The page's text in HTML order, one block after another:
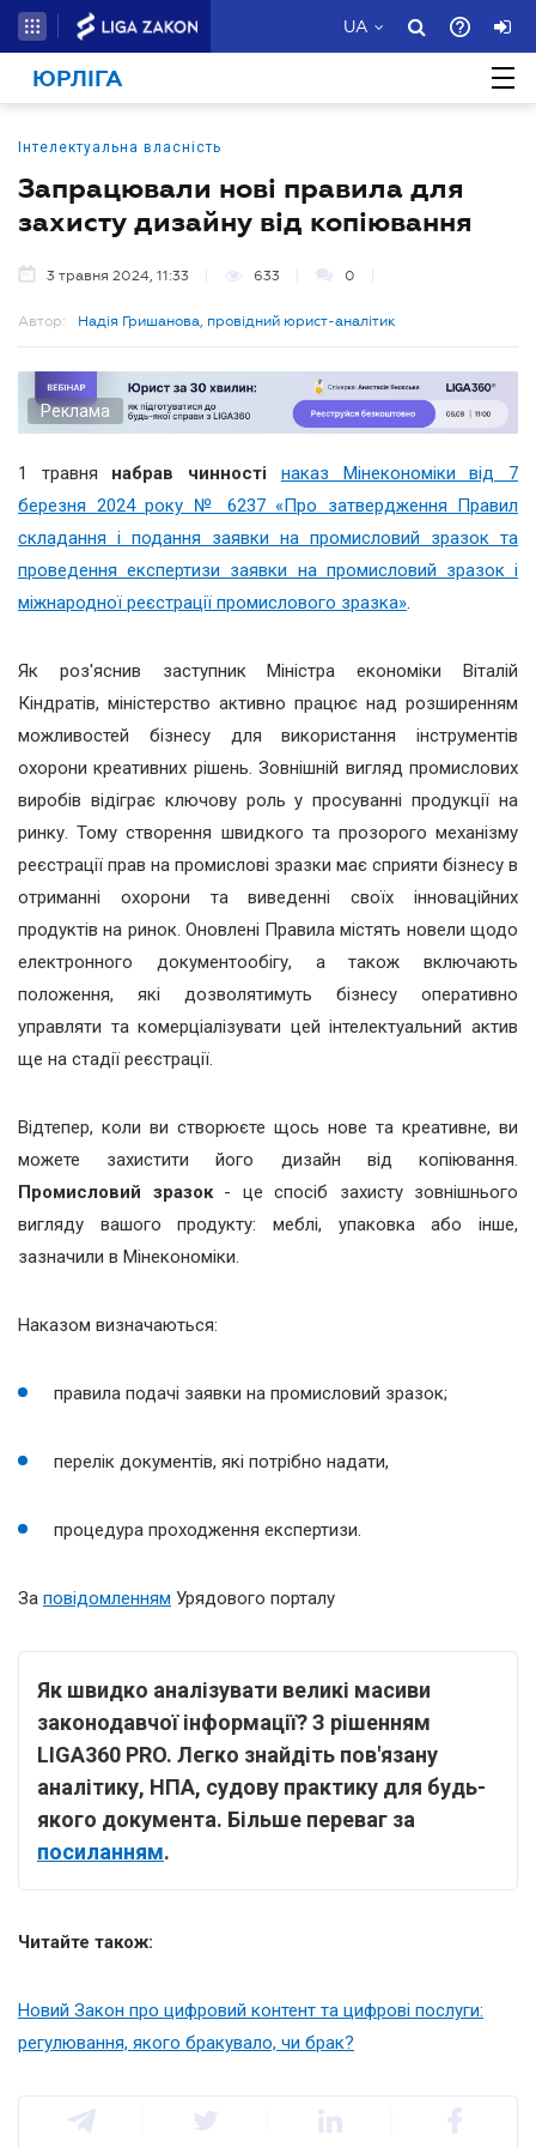
UA
ЮРЛІГА
Інтелектуальна власність
Запрацювали нові правила для
захисту дизайну від копіювання
3 травня 2024, 11:33 633 0
Автор: Надія Гришанова, провідний юрист-аналітик
Реклама
1 травня набрав чинності
наказ Мінекономіки від 7
березня 2024 року № 6237 «Про затвердження Правил
складання і подання заявки на промисловий зразок та
проведення експертизи заявки на промисловий зразок і
міжнародної реєстрації промислового зразка».
Як роз'яснив заступник Міністра економіки Віталій
Кіндратів, міністерство активно працює над розширенням
можливостей бізнесу для використання інструментів
охорони креативних рішень. Зовнішній вигляд промислових
виробів відіграє ключову роль у просуванні продукції на
ринку. Тому створення швидкого та прозорого механізму
реєстрації прав на промислові зразки має сприяти бізнесу в
отриманні охорони та виведенні своїх інноваційних
продуктів на ринок. Оновлені Правила містять новели щодо
електронного документообігу, а також включають
положення, які дозволятимуть бізнесу оперативно
управляти та комерціалізувати цей інтелектуальний актив
ще на стадії реєстрації.
Відтепер, коли ви створюєте щось нове та креативне, ви
можете захистити його дизайн від копіювання.
Промисловий зразок- це спосіб захисту зовнішнього
вигляду вашого продукту: меблі, упаковка або інше,
зазначили в Мінекономіки.
Наказом визначаються:
правила подачі заявки на промисловий зразок;
перелік документів, які потрібно надати,
процедура проходження експертизи.
За повідомленням Урядового порталу
Як швидко аналізувати великі масиви
законодавчої інформації? З рішенням
LIGA360 PRO. Легко знайдіть пов'язану
аналітику, НПА, судову практику для будь-
якого документа. Більше переваг за
посиланням.
Читайте також:
Новий Закон про цифровий контент та цифрові послуги:
регулювання, якого бракувало, чи брак?